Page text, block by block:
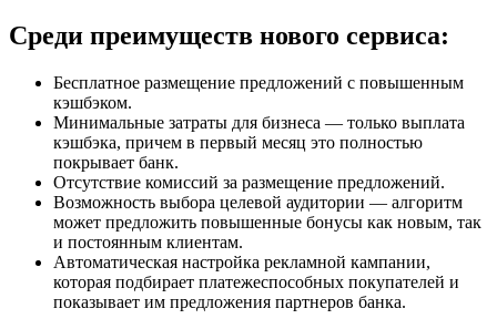
Среди преимуществ нового сервиса:
Бесплатное размещение предложений с повышенным
кэшбэком.
Минимальные затраты для бизнеса — только выплата
кэшбэка, причем в первый месяц это полностью
покрывает банк.
Отсутствие комиссий за размещение предложений.
Возможность выбора целевой аудитории — алгоритм
может предложить повышенные бонусы как новым, так
и постоянным клиентам.
Автоматическая настройка рекламной кампании,
которая подбирает платежеспособных покупателей и
показывает им предложения партнеров банка.